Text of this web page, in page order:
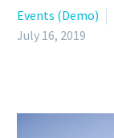
Events (Demo)
July 16, 2019